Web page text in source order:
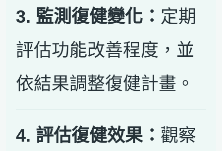
3. 監測復健變化： 定期
評估功能改善程度，並
依結果調整復健計畫。
4. 評估復健效果： 觀察